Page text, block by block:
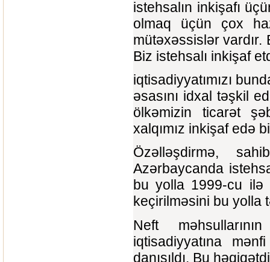
istehsalın inkişafı
olmaq üçün çox
mütəxəssislər vardır.
Biz istehsalı inkişaf
iqtisadiyyatımızı
əsasını idxal təşkil
ölkəmizin ticarət
xalqımız inkişaf edə
Özəlləşdirmə,
Azərbaycanda
bu yolla 1999-cu ilə
keçirilməsini bu yolla
Neft
iqtisadiyyatına
danışıldı. Bu